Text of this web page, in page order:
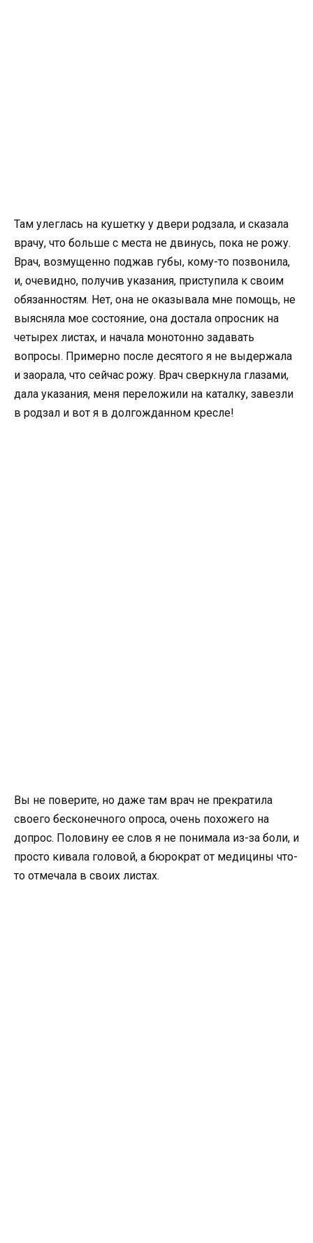
Там улеглась на кушетку у двери родзала, и сказала
врачу, что больше с места не двинусь, пока не рожу.
Врач, возмущенно поджав губы, кому-то позвонила,
и, очевидно, получив указания, приступила к своим
обязанностям. Нет, она не оказывала мне помощь, не
выясняла мое состояние, она достала опросник на
четырех листах, и начала монотонно задавать
вопросы. Примерно после десятого я не выдержала
и заорала, что сейчас рожу. Врач сверкнула глазами,
дала указания, меня переложили на каталку, завезли
в родзал и вот я в долгожданном кресле!
Вы не поверите, но даже там врач не прекратила
своего бесконечного опроса, очень похожего на
допрос. Половину ее слов я не понимала из-за боли, и
просто кивала головой, а бюрократ от медицины что-
то отмечала в своих листах.